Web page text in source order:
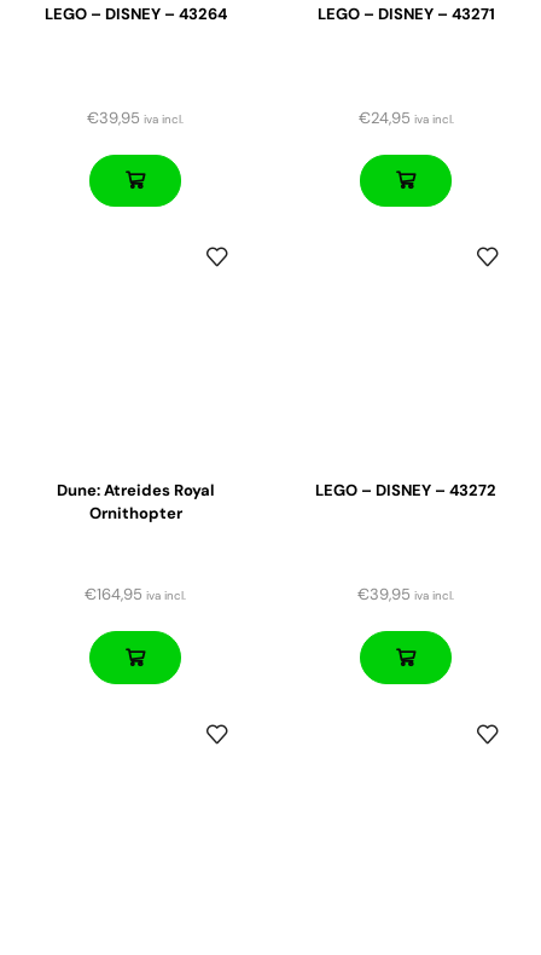
LEGO – DISNEY – 43264
€39,95 iva incl.
LEGO – DISNEY – 43271
€24,95 iva incl.
Dune: Atreides Royal
Ornithopter
€164,95 iva incl.
LEGO – DISNEY – 43272
€39,95 iva incl.